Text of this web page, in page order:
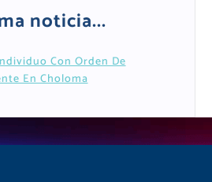
noticia...
Con Orden De
En Choloma